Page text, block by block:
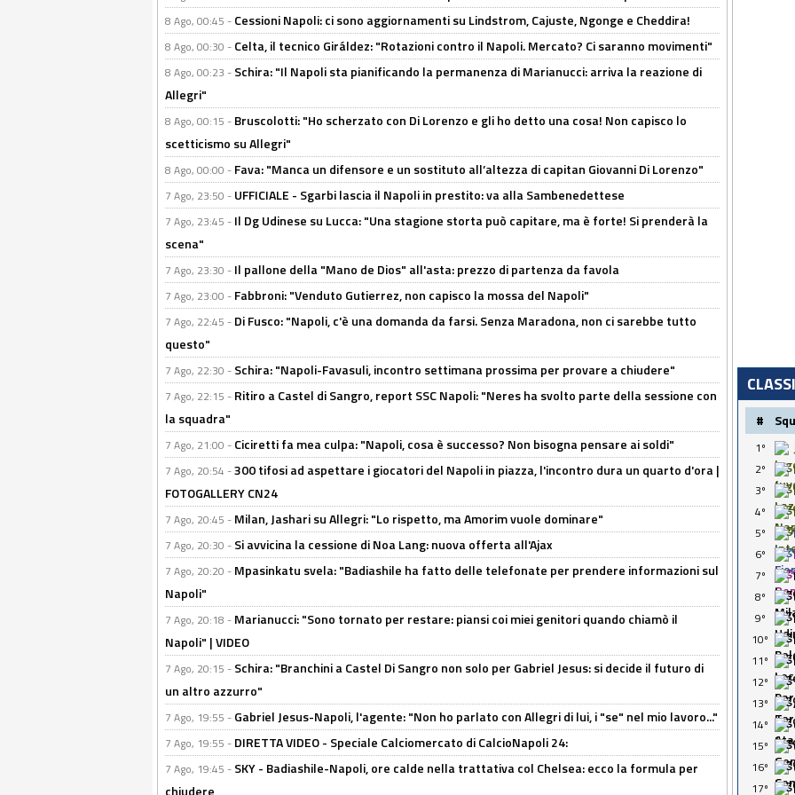
8 Ago, 00:45 - Cessioni Napoli: ci sono aggiornamenti su Lindstrom, Cajuste, Ngonge e Cheddira!
8 Ago, 00:30 - Celta, il tecnico Giráldez: "Rotazioni contro il Napoli. Mercato? Ci saranno movimenti"
8 Ago, 00:23 - Schira: "Il Napoli sta pianificando la permanenza di Marianucci: arriva la reazione di
Allegri"
8 Ago, 00:15 - Bruscolotti: "Ho scherzato con Di Lorenzo e gli ho detto una cosa! Non capisco lo
scetticismo su Allegri"
8 Ago, 00:00 - Fava: "Manca un difensore e un sostituto all’altezza di capitan Giovanni Di Lorenzo"
7 Ago, 23:50 - UFFICIALE - Sgarbi lascia il Napoli in prestito: va alla Sambenedettese
7 Ago, 23:45 - Il Dg Udinese su Lucca: "Una stagione storta può capitare, ma è forte! Si prenderà la
scena"
7 Ago, 23:30 - Il pallone della "Mano de Dios" all'asta: prezzo di partenza da favola
7 Ago, 23:00 - Fabbroni: "Venduto Gutierrez, non capisco la mossa del Napoli"
7 Ago, 22:45 - Di Fusco: "Napoli, c'è una domanda da farsi. Senza Maradona, non ci sarebbe tutto
questo"
7 Ago, 22:30 - Schira: "Napoli-Favasuli, incontro settimana prossima per provare a chiudere"
7 Ago, 22:15 - Ritiro a Castel di Sangro, report SSC Napoli: "Neres ha svolto parte della sessione con
la squadra"
7 Ago, 21:00 - Ciciretti fa mea culpa: "Napoli, cosa è successo? Non bisogna pensare ai soldi"
7 Ago, 20:54 -300 tifosi ad aspettare i giocatori del Napoli in piazza, l'incontro dura un quarto d'ora |
FOTOGALLERY CN24
7 Ago, 20:45 - Milan, Jashari su Allegri: "Lo rispetto, ma Amorim vuole dominare"
7 Ago, 20:30 - Si avvicina la cessione di Noa Lang: nuova offerta all'Ajax
7 Ago, 20:20 - Mpasinkatu svela: "Badiashile ha fatto delle telefonate per prendere informazioni sul
Napoli"
7 Ago, 20:18 - Marianucci: "Sono tornato per restare: piansi coi miei genitori quando chiamò il
Napoli" | VIDEO
7 Ago, 20:15 - Schira: "Branchini a Castel Di Sangro non solo per Gabriel Jesus: si decide il futuro di
un altro azzurro"
7 Ago, 19:55 - Gabriel Jesus-Napoli, l'agente: "Non ho parlato con Allegri di lui, i "se" nel mio lavoro..."
7 Ago, 19:55 - DIRETTA VIDEO - Speciale Calciomercato di CalcioNapoli 24:
7 Ago, 19:45 - SKY - Badiashile-Napoli, ore calde nella trattativa col Chelsea: ecco la formula per
chiudere
#
1º
2º
3º
4º
5º
6º
7º
8º
9º
10º
11º
12º
13º
14º
15º
16º
17º